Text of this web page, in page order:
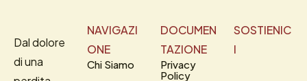
Dal dolore
di una
NAVIGAZI
ONE
Chi Siamo
DOCUMEN
TAZIONE
Privacy
Policy
SOSTIENIC
I